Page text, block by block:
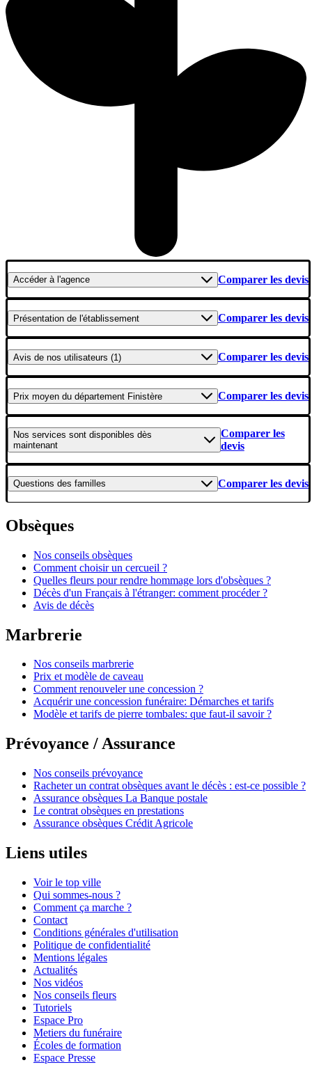
Accéderà l'agence Comparer les devis
Présentation de l'établissement Comparer les devis
Avis de nos utilisateurs (1) Comparer les devis
Prix moyen du département Finistère Comparer les devis
Nos services sont disponibles dès
maintenant
Comparer les
devis
Questions des familles Comparer les devis
Obsèques
Nos conseils obsèques
Comment choisir un cercueil ?
Quelles fleurs pour rendre hommage lors d'obsèques ?
Décès d'un Français à l'étranger: comment procéder ?
Avis de décès
Marbrerie
Nos conseils marbrerie
Prix et modèle de caveau
Comment renouveler une concession ?
Acquérir une concession funéraire: Démarches et tarifs
Modèle et tarifs de pierre tombales: que faut-il savoir ?
Prévoyance / Assurance
Nos conseils prévoyance
Racheter un contrat obsèques avant le décès : est-ce possible ?
Assurance obsèques La Banque postale
Le contrat obsèques en prestations
Assurance obsèques Crédit Agricole
Liens utiles
Voir le top ville
Qui sommes-nous ?
Comment ça marche ?
Contact
Conditions générales d'utilisation
Politique de confidentialité
Mentions légales
Actualités
Nos vidéos
Nos conseils fleurs
Tutoriels
Espace Pro
Metiers du funéraire
Écoles de formation
Espace Presse